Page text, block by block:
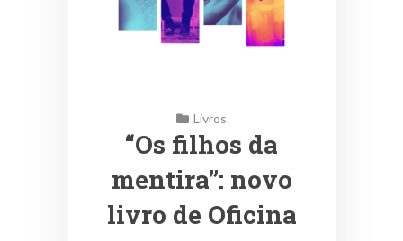
Livros
“Os filhos da
mentira”: novo
livro de Oficina